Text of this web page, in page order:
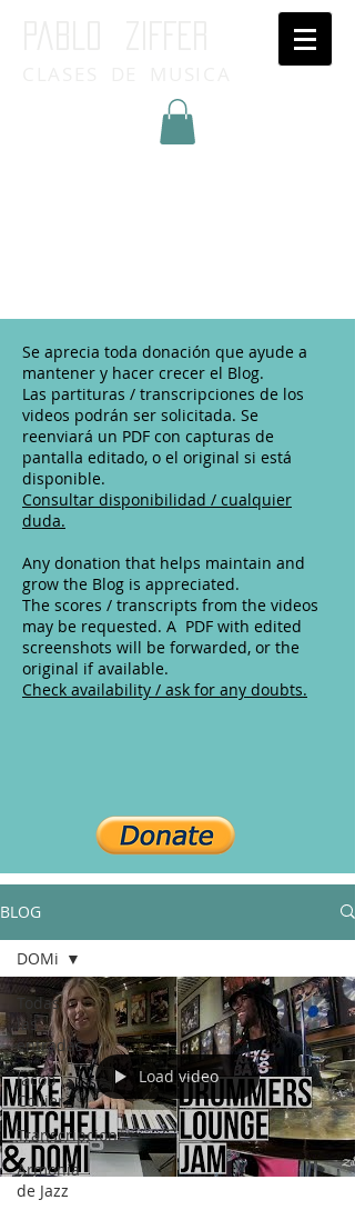
Se aprecia toda donación que ayude a
mantener y hacer crecer el Blog.
Las partituras / transcripciones de los
videos podrán ser solicitada. Se
reenviará un PDF con capturas de
pantalla editado, o el original si está
disponible.​
Consultar disponibilidad / cualquier
duda.
Any donation that helps maintain and
grow the Blog is appreciated.
The scores / transcripts from the videos
may be requested. A PDF with edited
screenshots will be forwarded, or the
original if available.
Check availability / ask for any doubts.
BLOG
Todas
las
entradas
Jacob
Collier
Transcripciones
Armonía
de Jazz
DOMi
Load video